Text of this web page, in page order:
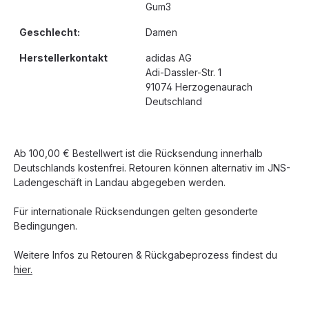
Gum3
Geschlecht: Damen
Herstellerkontakt
adidas AG
Adi-Dassler-Str. 1
91074 Herzogenaurach
Deutschland
Ab 100,00 € Bestellwert ist die Rücksendung innerhalb
Deutschlands kostenfrei. Retouren können alternativ im JNS-
Ladengeschäft in Landau abgegeben werden.
Für internationale Rücksendungen gelten gesonderte
Bedingungen.
Weitere Infos zu Retouren & Rückgabeprozess findest du
hier.